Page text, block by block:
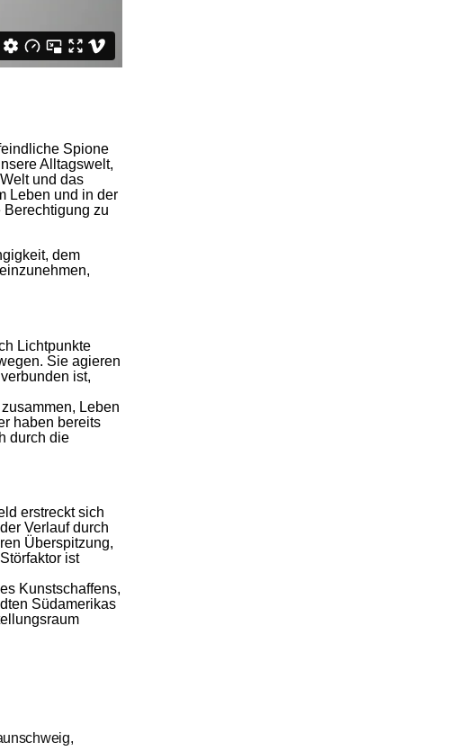
Spione
Alltagswelt,
und das
Leben und in der
Berechtigung zu
dem
Lichtpunkte
Sie agieren
ist,
Leben
haben bereits
durch die
erstreckt sich
Verlauf durch
Überspitzung,
ist
Kunstschaffens,
Südamerikas
,